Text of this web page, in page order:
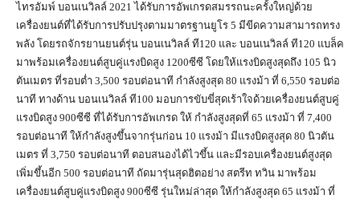
ไทรอัมพ์ บอนเนวิลล์ 2021 ได้รับการอัพเกรดสมรรถนะครั้งใหญ่ด้วย
เครื่องยนต์ที่ได้รับการปรับปรุงตามมาตรฐานยูโร 5 มีขีดความสามารถทรง
พลัง โดยรถจักรยานยนต์รุ่น บอนเนวิลล์ ที120 และ บอนเนวิลล์ ที120 แบล็ค
มาพร้อมเครื่องยนต์สูบคู่แรงบิดสูง 1200ซีซี โดยให้แรงบิดสูงสุดถึง 105 นิว
ตันเมตร ที่รอบต่ำ 3,500 รอบต่อนาที กำลังสูงสุด 80 แรงม้า ที่ 6,550 รอบต่อ
นาที ทางด้าน บอนเนวิลล์ ที100 มอบการขับขี่สุดเร้าใจด้วยเครื่องยนต์สูบคู่
แรงบิดสูง 900ซีซี ที่ได้รับการอัพเกรด ให้ กำลังสูงสุดที่ 65 แรงม้า ที่ 7,400
รอบต่อนาที ให้กำลังสูงขึ้นจากรุ่นก่อน 10 แรงม้า มีแรงบิดสูงสุด 80 นิวตัน
เมตร ที่ 3,750 รอบต่อนาที ตอบสนองได้ไวขึ้น และมีรอบเครื่องยนต์สูงสุด
เพิ่มขึ้นอีก 500 รอบต่อนาที ถัดมารุ่นสุดฮิตอย่าง สตรีท ทวิน มาพร้อม
เครื่องยนต์สูบคู่แรงบิดสูง 900ซีซี รุ่นใหม่ล่าสุด ให้กำลังสูงสุด 65 แรงม้า ที่